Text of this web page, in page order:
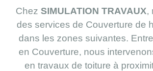
Chez SIMULATION TRAVAUX,
des services de Couverture de
dans les zones suivantes.
en Couverture, nous
en travaux de toiture à